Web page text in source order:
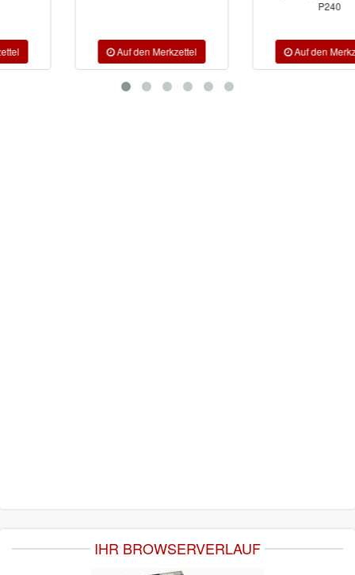
IHR BROWSERVERLAUF